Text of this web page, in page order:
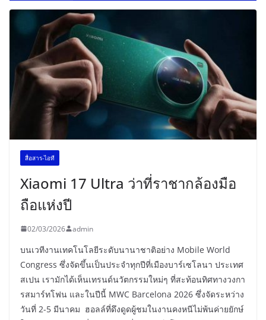
สื่อสาร-ไอที
Xiaomi 17 Ultra ว่าที่ราชากล้องมือ
ถือแห่งปี
02/03/2026 admin
บนเวทีงานเทคโนโลยีระดับนานาชาติอย่าง Mobile World
Congress ซึ่งจัดขึ้นเป็นประจำทุกปีที่เมืองบาร์เซโลนา ประเทศ
สเปน เรามักได้เห็นเทรนด์นวัตกรรมใหม่ๆ ที่สะท้อนทิศทางวงกา
รสมาร์ทโฟน และในปีนี้ MWC Barcelona 2026 ซึ่งจัดระหว่าง
วันที่ 2-5 มีนาคม ฮอลล์ที่ดึงดูดผู้ชมในงานคงหนีไม่พ้นค่ายยักษ์